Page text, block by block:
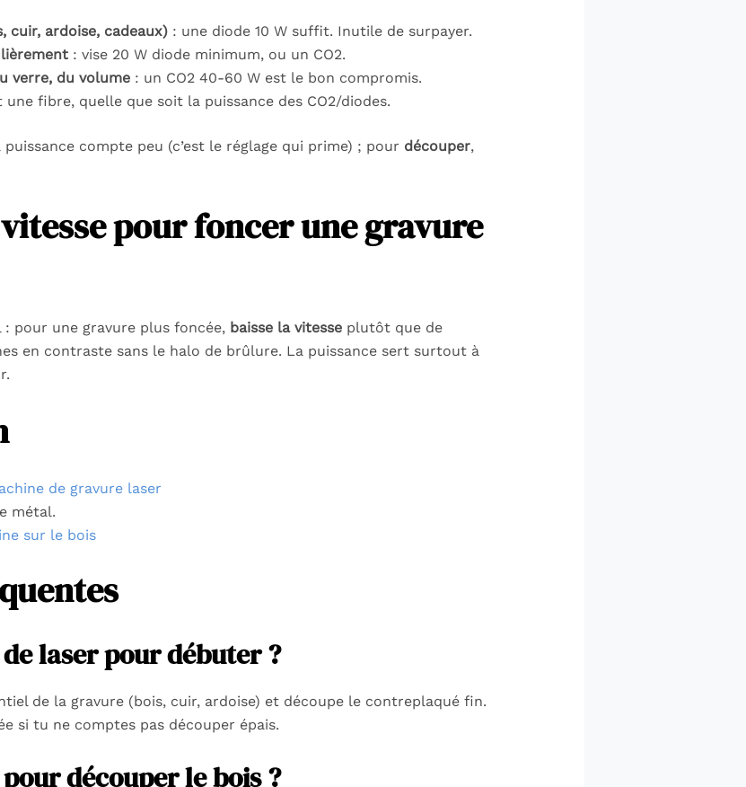
cuir, ardoise, cadeaux): une diode 10 W suffit. Inutile de surpayer.
: vise 20 W diode minimum, ou un CO2.
verre, du volume: un CO2 40-60 W est le bon compromis.
une fibre, quelle que soit la puissance des CO2/diodes.
puissance compte peu (c’est le réglage qui prime) ; pour découper,
pour foncer une gravure
pour une gravure plus foncée, baisse la vitesseplutôt que de
en contraste sans le halo de brûlure. La puissance sert surtout à
de gravure laser
métal.
sur le bois
laser pour débuter ?
de la gravure (bois, cuir, ardoise) et découpe le contreplaqué fin.
si tu ne comptes pas découper épais.
découper le bois ?